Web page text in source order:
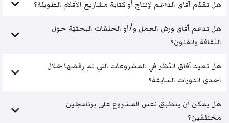
هل تقدّم آفاق الدَّعم لإنتاج أو كتابة مشاريع الأفلام الطويلة؟
هل تدعم آفاق ورش العمل و/أو الحلقات البحثيّة حول
الثقافة والفنون؟
هل تعيد آفاق النّظر في المشروعات التي تم رفضها خلال
إحدى الدورات السابقة؟
هل يمكن أن ينطبق نفس المشروع على برنامجَين
مختلفَين؟